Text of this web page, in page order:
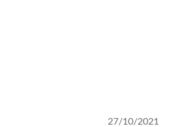
27/10/2021